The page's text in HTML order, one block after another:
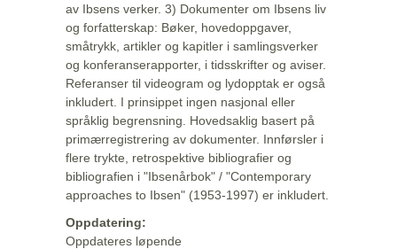
av Ibsens verker. 3) Dokumenter om Ibsens liv
og forfatterskap: Bøker, hovedoppgaver,
småtrykk, artikler og kapitler i samlingsverker
og konferanserapporter, i tidsskrifter og aviser.
Referanser til videogram og lydopptak er også
inkludert. I prinsippet ingen nasjonal eller
språklig begrensning. Hovedsaklig basert på
primærregistrering av dokumenter. Innførsler i
flere trykte, retrospektive bibliografier og
bibliografien i "Ibsenårbok" / "Contemporary
approaches to Ibsen" (1953-1997) er inkludert.
Oppdatering:
Oppdateres løpende